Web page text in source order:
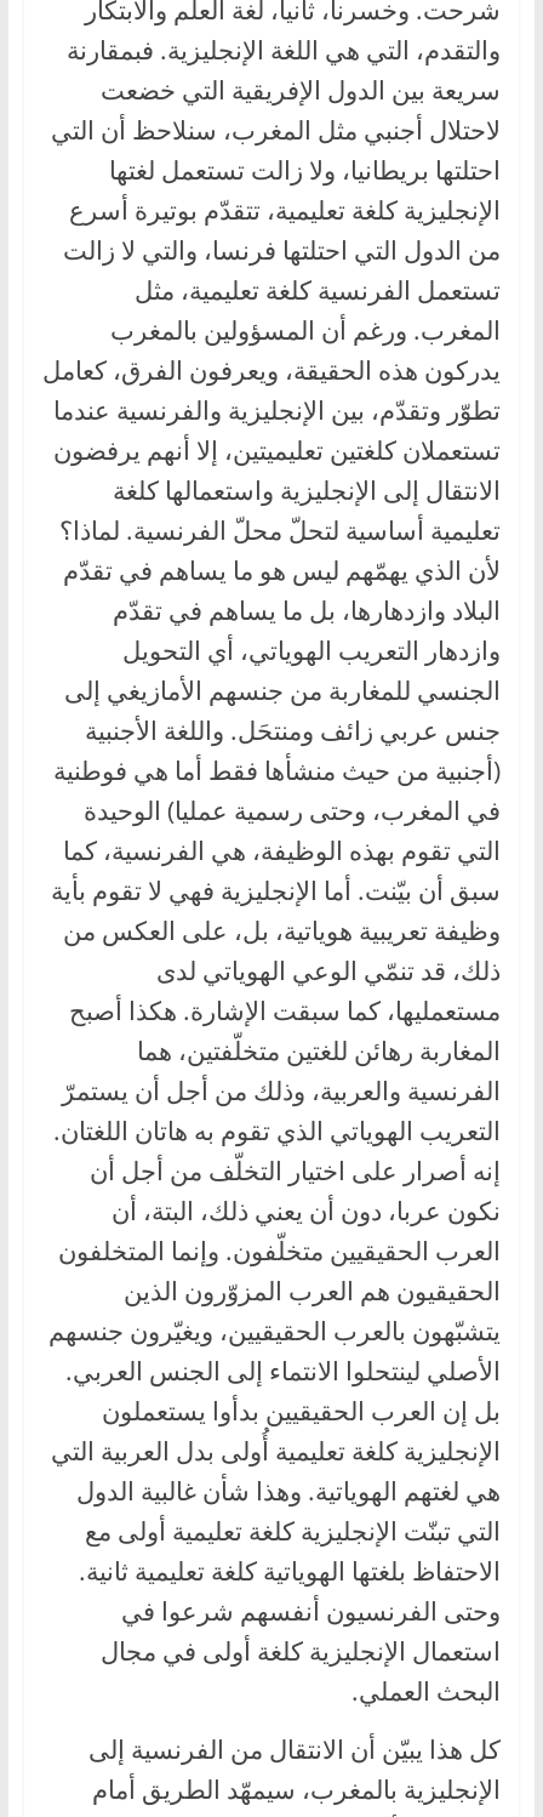
شرحت. وخسرنا، ثانيا، لغة العلم والابتكار
والتقدم، التي هي اللغة الإنجليزية. فبمقارنة
سريعة بين الدول الإفريقية التي خضعت
لاحتلال أجنبي مثل المغرب، سنلاحظ أن التي
احتلتها بريطانيا، ولا زالت تستعمل لغتها
الإنجليزية كلغة تعليمية، تتقدّم بوتيرة أسرع
من الدول التي احتلتها فرنسا، والتي لا زالت
تستعمل الفرنسية كلغة تعليمية، مثل
المغرب. ورغم أن المسؤولين بالمغرب
يدركون هذه الحقيقة، ويعرفون الفرق، كعامل
تطوّر وتقدّم، بين الإنجليزية والفرنسية عندما
تستعملان كلغتين تعليميتين، إلا أنهم يرفضون
الانتقال إلى الإنجليزية واستعمالها كلغة
تعليمية أساسية لتحلّ محلّ الفرنسية. لماذا؟
لأن الذي يهمّهم ليس هو ما يساهم في تقدّم
البلاد وازدهارها، بل ما يساهم في تقدّم
وازدهار التعريب الهوياتي، أي التحويل
الجنسي للمغاربة من جنسهم الأمازيغي إلى
جنس عربي زائف ومنتحَل. واللغة الأجنبية
(أجنبية من حيث منشأها فقط أما هي فوطنية
في المغرب، وحتى رسمية عمليا) الوحيدة
التي تقوم بهذه الوظيفة، هي الفرنسية، كما
سبق أن بيّنت. أما الإنجليزية فهي لا تقوم بأية
وظيفة تعريبية هوياتية، بل، على العكس من
ذلك، قد تنمّي الوعي الهوياتي لدى
مستعمليها، كما سبقت الإشارة. هكذا أصبح
المغاربة رهائن للغتين متخلّفتين، هما
الفرنسية والعربية، وذلك من أجل أن يستمرّ
التعريب الهوياتي الذي تقوم به هاتان اللغتان.
إنه أصرار على اختيار التخلّف من أجل أن
نكون عربا، دون أن يعني ذلك، البتة، أن
العرب الحقيقيين متخلّفون. وإنما المتخلفون
الحقيقيون هم العرب المزوّرون الذين
يتشبّهون بالعرب الحقيقيين، ويغيّرون جنسهم
الأصلي لينتحلوا الانتماء إلى الجنس العربي.
بل إن العرب الحقيقيين بدأوا يستعملون
الإنجليزية كلغة تعليمية أُولى بدل العربية التي
هي لغتهم الهوياتية. وهذا شأن غالبية الدول
التي تبنّت الإنجليزية كلغة تعليمية أولى مع
الاحتفاظ بلغتها الهوياتية كلغة تعليمية ثانية.
وحتى الفرنسيون أنفسهم شرعوا في
استعمال الإنجليزية كلغة أولى في مجال
البحث العملي.
كل هذا يبيّن أن الانتقال من الفرنسية إلى
الإنجليزية بالمغرب، سيمهّد الطريق أمام